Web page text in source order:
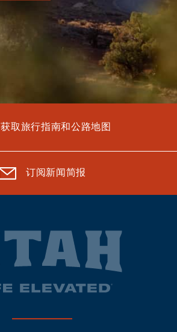
获取旅行指南和公路地图
订阅新闻简报